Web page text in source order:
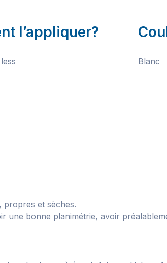
l’appliquer?
Blanc
et sèches.
une bonne planimétrie, avoir